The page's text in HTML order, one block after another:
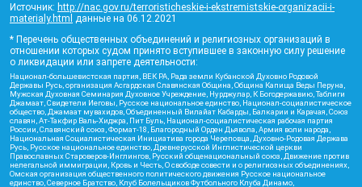
Источник: http://nac.gov.ru/terroristicheskie-i-ekstremistskie-organizacii-i-
materialy.html данные на 06.12.2021
* Перечень общественных объединений и религиозных организаций в
отношении которых судом принято вступившее в законную силу решение
о ликвидации или запрете деятельности:
Национал-большевистская партия, ВЕК РА, Рада земли Кубанской Духовно Родовой
Державы Русь, организация Асгардская Славянская Община, Община Капища Веды Перуна,
Мужская Духовная Семинария Духовное Учреждение, Нурджулар, К Богодержавию, Таблиги
Джамаат, Свидетели Иеговы, Русское национальное единство, Национал-социалистическое
общество, Джамаат мувахидов, Объединенный Вилайат Кабарды, Балкарии и Карачая, Союз
славян, Ат-Такфир Валь-Хиджра, Пит Буль, Национал-социалистическая рабочая партия
России, Славянский союз, Формат-18, Благородный Орден Дьявола, Армия воли народа,
Национальная Социалистическая Инициатива города Череповца, Духовно-Родовая Держава
Русь, Русское национальное единство, Древнерусской Инглистической церкви
Православных Староверов-Инглингов, Русский общенациональный союз, Движение против
нелегальной иммиграции, Кровь и Честь, О свободе совести и о религиозных объединениях,
Омская организация общественного политического движения Русское национальное
единство, Северное Братство, Клуб Болельщиков Футбольного Клуба Динамо,